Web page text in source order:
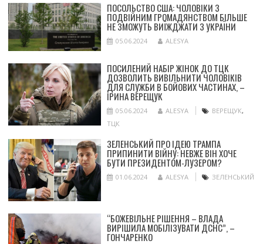
ПОСОЛЬСТВО США: ЧОЛОВІКИ З
ПОДВІЙНИМ ГРОМАДЯНСТВОМ БІЛЬШЕ
НЕ ЗМОЖУТЬ ВИЇЖДЖАТИ З УКРАЇНИ
05.06.2024 ALESYA
ПОСИЛЕНИЙ НАБІР ЖІНОК ДО ТЦК
ДОЗВОЛИТЬ ВИВІЛЬНИТИ ЧОЛОВІКІВ
ДЛЯ СЛУЖБИ В БОЙОВИХ ЧАСТИНАХ, –
ІРИНА ВЕРЕЩУК
05.06.2024 ALESYA ВЕРЕЩУК,
ТЦК
ЗЕЛЕНСЬКИЙ ПРО ІДЕЮ ТРАМПА
ПРИПИНИТИ ВІЙНУ: НЕВЖЕ ВІН ХОЧЕ
БУТИ ПРЕЗИДЕНТОМ-ЛУЗЕРОМ?
01.06.2024 ALESYA ЗЕЛЕНСЬКИЙ
“БОЖЕВІЛЬНЕ РІШЕННЯ – ВЛАДА
ВИРІШИЛА МОБІЛІЗУВАТИ ДСНС”, –
ГОНЧАРЕНКО